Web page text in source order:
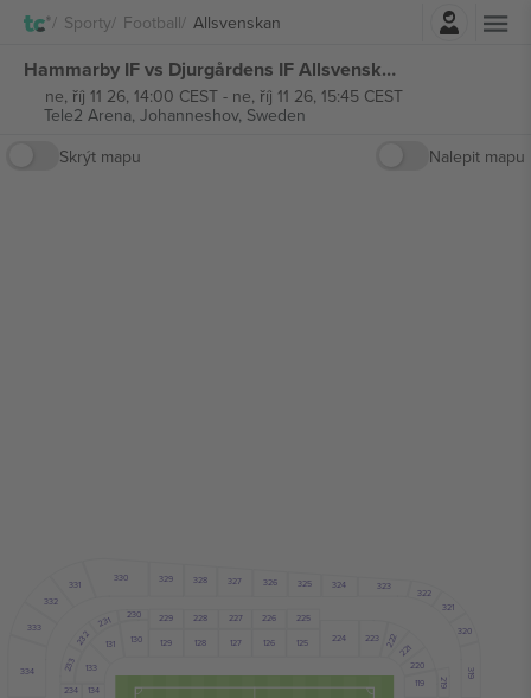
Sporty Football Allsvenskan
Hammarby IF vs Djurgårdens IF Allsvenskan vstupenek
ne, říj 11 26, 14:00 CEST- ne, říj 11 26, 15:45 CEST
Tele2 Arena, Johanneshov, Sweden
Skrýt mapu
Nalepit mapu
319
320
321
322
323
324
325
326
327
328
329
330
331
332
333
334
119
125
126
127
128
129
130
131
133
134
220
221
222
223
224
225
226
230 229 228 227
231
233
232
234
219